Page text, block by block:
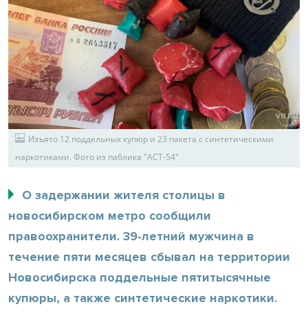
Изъято 12 поддельных купюр и 23 пакета с синтетическими
наркотиками. Фото из паблика "АСТ-54"
О задержании жителя столицы в
новосибирском метро сообщили
правоохранители. 39-летний мужчина в
течение пяти месяцев сбывал на территории
Новосибирска поддельные пятитысячные
купюры, а также синтетические наркотики.